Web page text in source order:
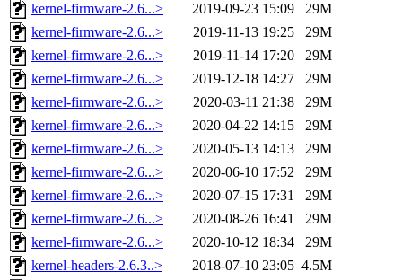
kernel-firmware-2.6...>
2019-09-23 15:09
29M
kernel-firmware-2.6...>
2019-11-13 19:25
29M
kernel-firmware-2.6...>
2019-11-14 17:20
29M
kernel-firmware-2.6...>
2019-12-18 14:27
29M
kernel-firmware-2.6...>
2020-03-11 21:38
29M
kernel-firmware-2.6...>
2020-04-22 14:15
29M
kernel-firmware-2.6...>
2020-05-13 14:13
29M
kernel-firmware-2.6...>
2020-06-10 17:52
29M
kernel-firmware-2.6...>
2020-07-15 17:31
29M
kernel-firmware-2.6...>
2020-08-26 16:41
29M
kernel-firmware-2.6...>
2020-10-12 18:34
29M
kernel-headers-2.6.3..>
2018-07-10 23:05 4.5M